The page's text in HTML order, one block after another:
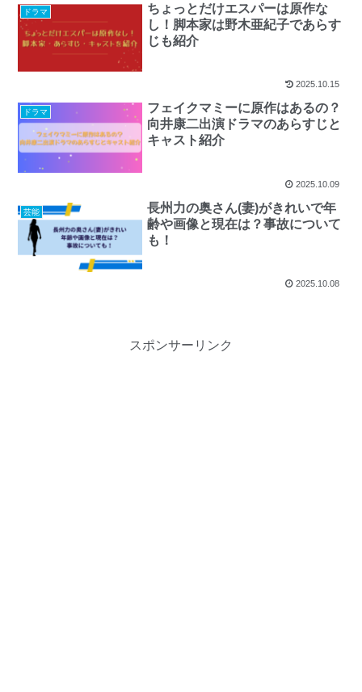
ドラマ
ちょっとだけエスパーは原作な
し！脚本家は野木亜紀子であらす
じも紹介
2025.10.15
ドラマ
フェイクマミーに原作はあるの？
向井康二出演ドラマのあらすじと
キャスト紹介
2025.10.09
芸能
長州力の奥さん(妻)がきれいで年
齢や画像と現在は？事故について
も！
2025.10.08
スポンサーリンク